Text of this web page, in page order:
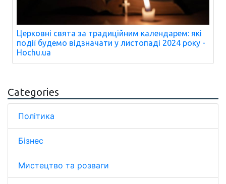
Церковні свята за традиційним календарем: які
події будемо відзначати у листопаді 2024 року -
Hochu.ua
Categories
Політика
Бізнес
Мистецтво та розваги